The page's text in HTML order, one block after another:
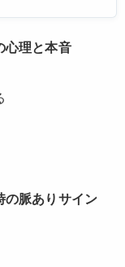
心理と本音
の脈ありサイン